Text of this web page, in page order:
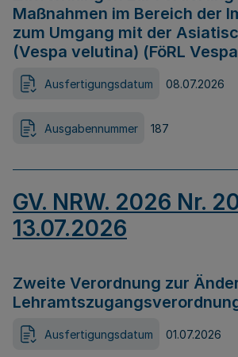
Maßnahmen im Bereich der
zum Umgang mit der
(Vespa velutina) (FöRL
Ausfertigungsdatum 08.07.2026
Ausgabennummer 187
GV. NRW. 2026 Nr.
13.07.2026
Zweite Verordnung zur
Ausfertigungsdatum 01.07.2026